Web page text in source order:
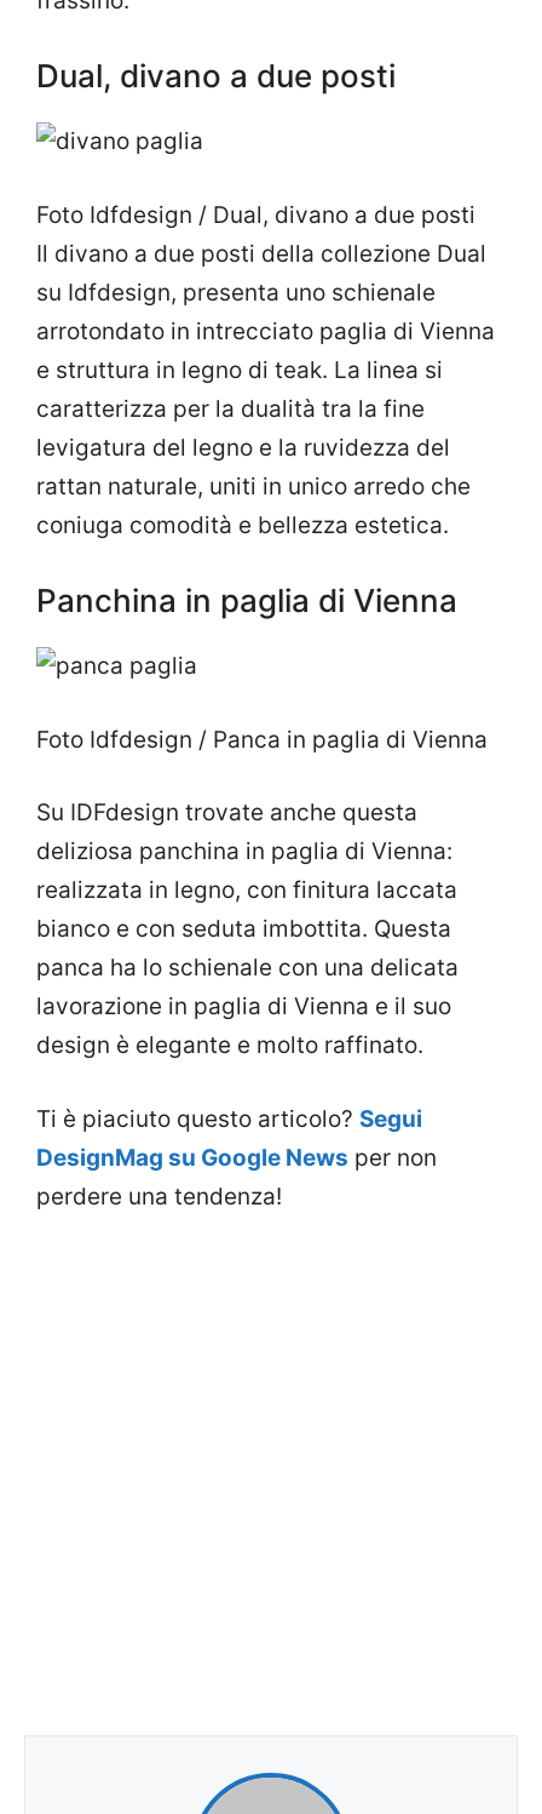
Dual, divano a due posti
Foto Idfdesign / Dual, divano a due posti
Il divano a due posti della collezione Dual
su Idfdesign, presenta uno schienale
arrotondato in intrecciato paglia di Vienna
e struttura in legno di teak. La linea si
caratterizza per la dualità tra la fine
levigatura del legno e la ruvidezza del
rattan naturale, uniti in unico arredo che
coniuga comodità e bellezza estetica.
Panchina in paglia di Vienna
Foto Idfdesign / Panca in paglia di Vienna
Su IDFdesign trovate anche questa
deliziosa panchina in paglia di Vienna:
realizzata in legno, con finitura laccata
bianco e con seduta imbottita. Questa
panca ha lo schienale con una delicata
lavorazione in paglia di Vienna e il suo
design è elegante e molto raffinato.
Ti è piaciuto questo articolo? Segui
DesignMag su Google News per non
perdere una tendenza!